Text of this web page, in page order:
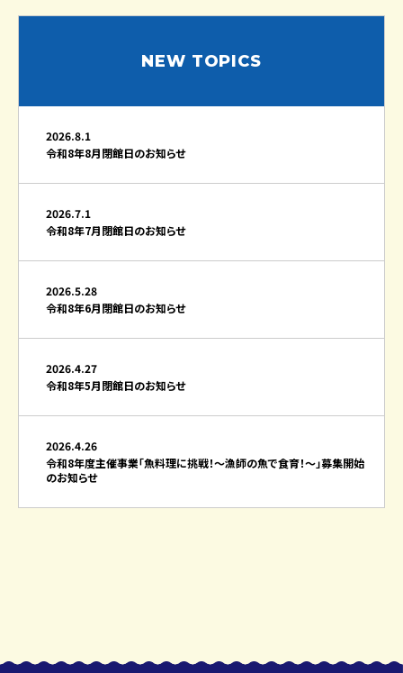
NEW TOPICS
2026.8.1
令和8年8月閉館日のお知らせ
2026.7.1
令和8年7月閉館日のお知らせ
2026.5.28
令和8年6月閉館日のお知らせ
2026.4.27
令和8年5月閉館日のお知らせ
2026.4.26
令和8年度主催事業「魚料理に挑戦！～漁師の魚で食育！～」募集開始
のお知らせ